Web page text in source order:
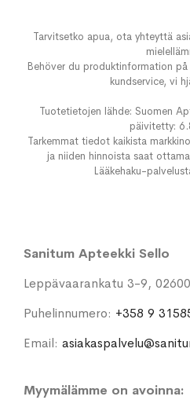
Tarvitsetko apua, ota yhteyttä
Behöver du produktinformation
kundservice, vi
Tuotetietojen lähde: Suomen
päivitetty:
Tarkemmat tiedot kaikista
ja niiden hinnoista saat
Lääkehaku-
Sanitum Apteekki Sello
Leppävaarankatu 3-9,
Puhelinnumero: +358 9
Email:
Myymälämme on avoinna: